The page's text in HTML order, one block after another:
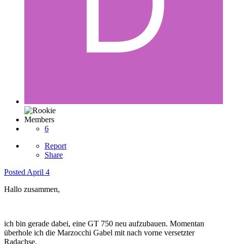
Members
6
Report
Share
Posted April 4
Hallo zusammen,
ich bin gerade dabei, eine GT 750 neu aufzubauen. Momentan
überhole ich die Marzocchi Gabel mit nach vorne versetzter
Radachse.